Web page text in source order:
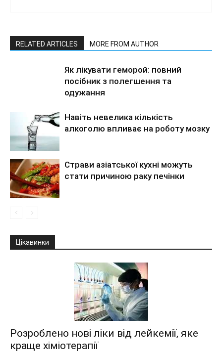
RELATED ARTICLES MORE FROM AUTHOR
Як лікувати геморой: повний
посібник з полегшення та
одужання
Навіть невелика кількість
алкоголю впливає на роботу мозку
Страви азіатської кухні можуть
стати причиною раку печінки
Цікавинки
Розроблено нові ліки від лейкемії, яке
краще хіміотерапії